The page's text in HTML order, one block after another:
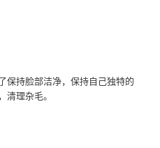
保持脸部洁净，保持自己独特的
理杂毛。